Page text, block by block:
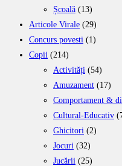
Școală (13)
Articole Virale (29)
Concurs povesti (1)
Copii (214)
Activități (54)
Amuzament (17)
Comportament &
Cultural-Educativ
Ghicitori (2)
Jocuri (32)
Jucării (25)